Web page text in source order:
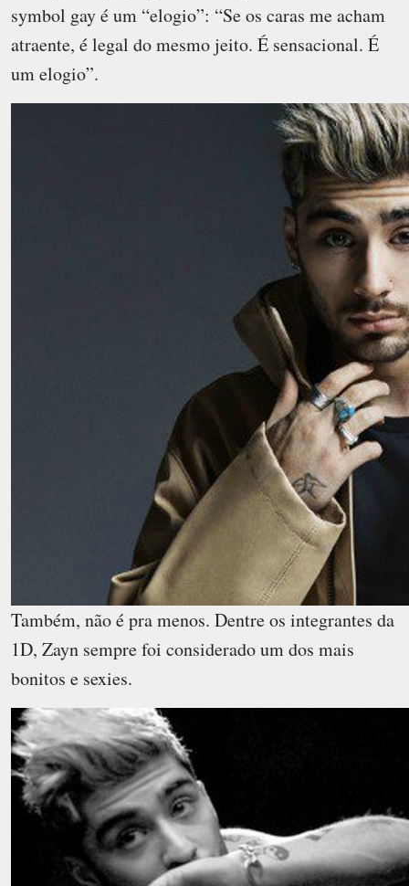
symbol gay é um “elogio”: “Se os caras me acham
atraente, é legal do mesmo jeito. É sensacional. É
um elogio”.
Também, não é pra menos. Dentre os integrantes da
1D, Zayn sempre foi considerado um dos mais
bonitos e sexies.